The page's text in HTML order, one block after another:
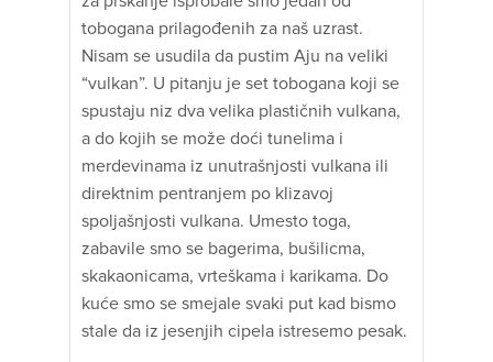
tobogana prilagođenih za naš uzrast.
Nisam se usudila da pustim Aju na veliki
“vulkan”. U pitanju je set tobogana koji se
spustaju niz dva velika plastičnih vulkana,
a do kojih se može doći tunelima i
merdevinama iz unutrašnjosti vulkana ili
direktnim pentranjem po klizavoj
spoljašnjosti vulkana. Umesto toga,
zabavile smo se bagerima, bušilicma,
skakaonicama, vrteškama i karikama. Do
kuće smo se smejale svaki put kad bismo
stale da iz jesenjih cipela istresemo pesak.